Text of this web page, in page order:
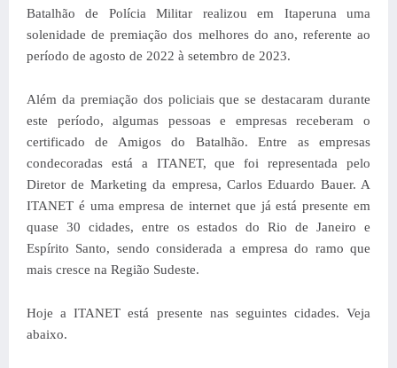
Batalhão de Polícia Militar realizou em Itaperuna uma
solenidade de premiação dos melhores do ano, referente ao
período de agosto de 2022 à setembro de 2023.
Além da premiação dos policiais que se destacaram durante
este período, algumas pessoas e empresas receberam o
certificado de Amigos do Batalhão. Entre as empresas
condecoradas está a ITANET, que foi representada pelo
Diretor de Marketing da empresa, Carlos Eduardo Bauer. A
ITANET é uma empresa de internet que já está presente em
quase 30 cidades, entre os estados do Rio de Janeiro e
Espírito Santo, sendo considerada a empresa do ramo que
mais cresce na Região Sudeste.
Hoje a ITANET está presente nas seguintes cidades. Veja
abaixo.